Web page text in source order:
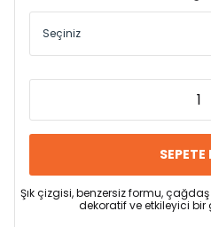
SEPETE
Şık çizgisi, benzersiz formu,
dekoratif ve etkileyici bir